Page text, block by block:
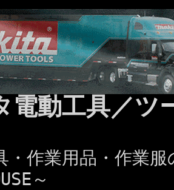
電動工具／
・作業用品・作
～